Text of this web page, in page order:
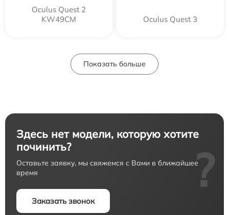
Oculus Quest 2
KW49CM
Oculus Quest 3
Показать больше
Здесь нет модели, которую хотите
починить?
Оставьте заявку, мы свяжемся с Вами в ближайшее
время
Заказать звонок
?